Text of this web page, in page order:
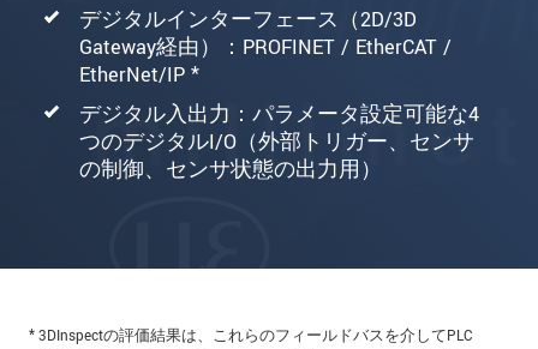
デジタルインターフェース（2D/3D
Gateway経由）：PROFINET / EtherCAT /
EtherNet/IP *
デジタル入出力：パラメータ設定可能な4
つのデジタルI/O（外部トリガー、センサ
の制御、センサ状態の出力用）
* 3DInspectの評価結果は、これらのフィールドバスを介してPLC